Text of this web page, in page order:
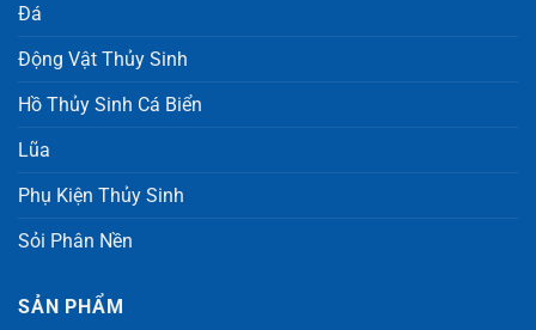
Đá
Động Vật Thủy Sinh
Hồ Thủy Sinh Cá Biển
Lũa
Phụ Kiện Thủy Sinh
Sỏi Phân Nền
SẢN PHẨM